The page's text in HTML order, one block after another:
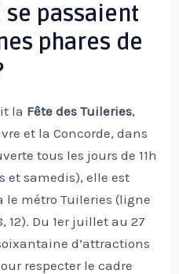
se passaient
phares de
la Fête des Tuileries,
et la Concorde, dans
tous les jours de 11h
et samedis), elle est
métro Tuileries (ligne
12). Du 1er juillet au 27
d’attractions
respecter le cadre